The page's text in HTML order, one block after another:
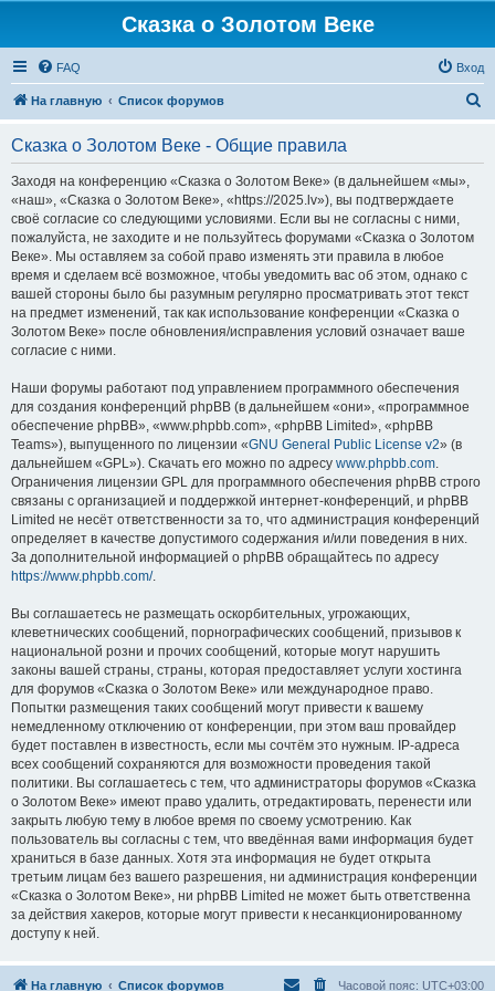
Сказка о Золотом Веке
FAQ Вход
На главную Список форумов
Сказка о Золотом Веке - Общие правила
Заходя на конференцию «Сказка о Золотом Веке» (в дальнейшем «мы»,
«наш», «Сказка о Золотом Веке», «https://2025.lv»), вы подтверждаете
своё согласие со следующими условиями. Если вы не согласны с ними,
пожалуйста, не заходите и не пользуйтесь форумами «Сказка о Золотом
Веке». Мы оставляем за собой право изменять эти правила в любое
время и сделаем всё возможное, чтобы уведомить вас об этом, однако с
вашей стороны было бы разумным регулярно просматривать этот текст
на предмет изменений, так как использование конференции «Сказка о
Золотом Веке» после обновления/исправления условий означает ваше
согласие с ними.
Наши форумы работают под управлением программного обеспечения
для создания конференций phpBB (в дальнейшем «они», «программное
обеспечение phpBB», «www.phpbb.com», «phpBB Limited», «phpBB
Teams»), выпущенного по лицензии «GNU General Public License v2» (в
дальнейшем «GPL»). Скачать его можно по адресу www.phpbb.com.
Ограничения лицензии GPL для программного обеспечения phpBB строго
связаны с организацией и поддержкой интернет-конференций, и phpBB
Limited не несёт ответственности за то, что администрация конференций
определяет в качестве допустимого содержания и/или поведения в них.
За дополнительной информацией о phpBB обращайтесь по адресу
https://www.phpbb.com/.
Вы соглашаетесь не размещать оскорбительных, угрожающих,
клеветнических сообщений, порнографических сообщений, призывов к
национальной розни и прочих сообщений, которые могут нарушить
законы вашей страны, страны, которая предоставляет услуги хостинга
для форумов «Сказка о Золотом Веке» или международное право.
Попытки размещения таких сообщений могут привести к вашему
немедленному отключению от конференции, при этом ваш провайдер
будет поставлен в известность, если мы сочтём это нужным. IP-адреса
всех сообщений сохраняются для возможности проведения такой
политики. Вы соглашаетесь с тем, что администраторы форумов «Сказка
о Золотом Веке» имеют право удалить, отредактировать, перенести или
закрыть любую тему в любое время по своему усмотрению. Как
пользователь вы согласны с тем, что введённая вами информация будет
храниться в базе данных. Хотя эта информация не будет открыта
третьим лицам без вашего разрешения, ни администрация конференции
«Сказка о Золотом Веке», ни phpBB Limited не может быть ответственна
за действия хакеров, которые могут привести к несанкционированному
доступу к ней.
На главную Список форумов Часовой пояс: UTC+03:00